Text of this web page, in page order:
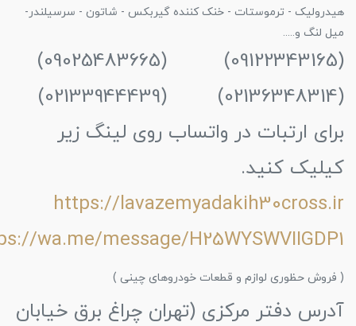
هیدرولیک - ترموستات - خنک کننده گیربکس - شاتون - سرسیلندر-
میل لنگ و.....
(09122343165) (09025483665)
(02136348314) (02133944439)
برای ارتبات در واتساب روی لینگ زیر
کیلیک کنید.
https://lavazemyadakih30cross.ir
wa.me/message/H25WYSWVIIGDP1
( فروش حظوری لوازم و قطعات خودروهای چینی )
آدرس دفتر مرکزی (تهران چراغ برق خیابان